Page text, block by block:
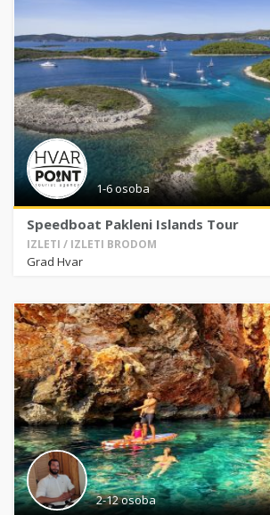
1-6 osoba
Speedboat Pakleni Islands Tour
IZLETI / IZLETI BRODOM
Grad Hvar
2-12 osoba